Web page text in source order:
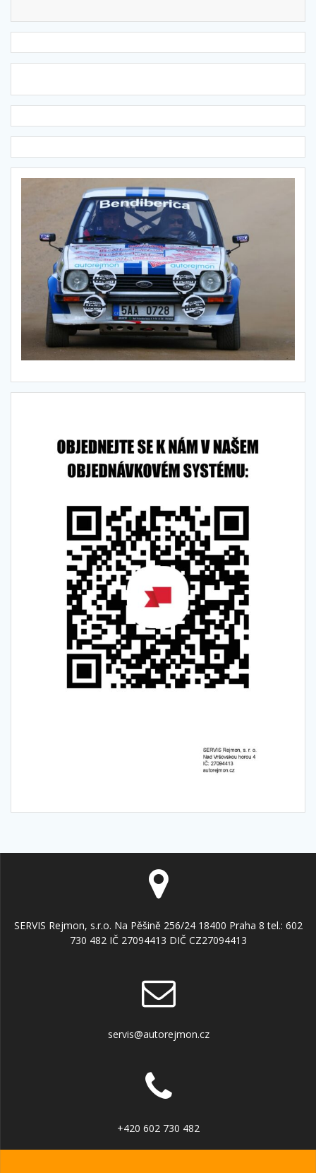
SERVIS Rejmon, s.r.o. Na Pěšině 256/24 18400 Praha 8 tel.: 602
730 482 IČ 27094413 DIČ CZ27094413
servis@autorejmon.cz
+420 602 730 482